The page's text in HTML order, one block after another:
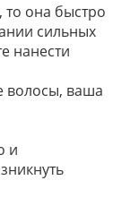
то она быстро
сильных
нанести
волосы, ваша
и